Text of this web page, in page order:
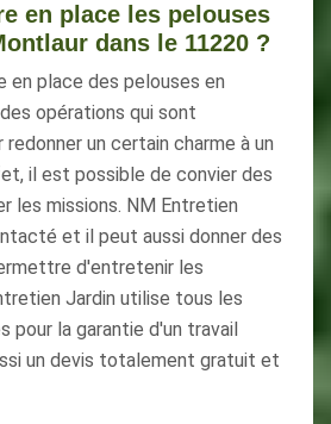
en place les pelouses
dans le 11220 ?
en place des pelouses en
opérations qui sont
un certain charme à un
il est possible de convier des
les missions. NM Entretien
et il peut aussi donner des
d'entretenir les
Jardin utilise tous les
pour la garantie d'un travail
un devis totalement gratuit et